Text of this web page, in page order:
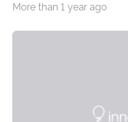
„Microverse“ mit
Labor für Mikrobiologie
More than 1 year ago